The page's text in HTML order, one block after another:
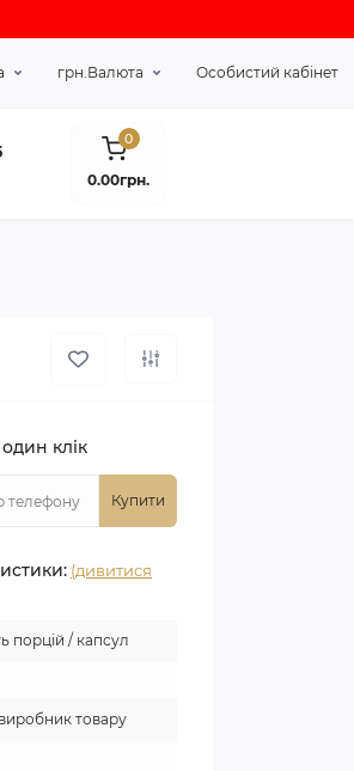
грн.Валюта Особистий кабінет
0
0.00грн.
клік
Купити
(дивитися
порцій / капсул
товару